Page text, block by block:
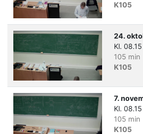
K105
24.
Kl. 08.15
105 min
K105
7.
Kl. 08.15
105 min
K105